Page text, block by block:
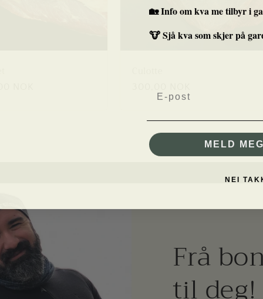
Frå
til deg!
🏡 Info om kva me tilbyr i
🐮 Sjå kva som skjer på
MELD
NEI